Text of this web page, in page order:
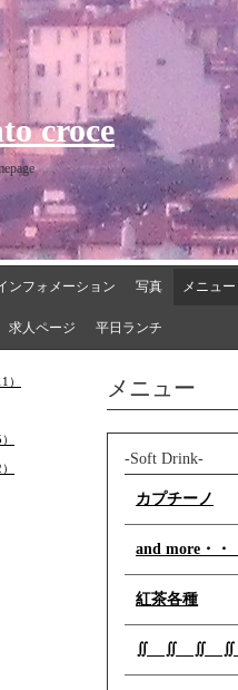
croce
ンフォメーション 写真 メニュー
求人ページ 平日ランチ
メニュー
-Soft Drink-
カプチーノ
and more・・
紅茶各種
∬ ∬ ∬
）